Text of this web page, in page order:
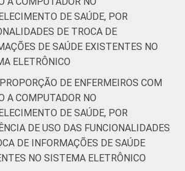
DE SAÚDE, POR
DE TROCA DE
DE SAÚDE EXISTENTES NO
ELETRÔNICO
DE ENFERMEIROS COM
A COMPUTADOR NO
DE SAÚDE, POR
DE USO DAS FUNCIONALIDADES
DE INFORMAÇÕES DE SAÚDE
NO SISTEMA ELETRÔNICO